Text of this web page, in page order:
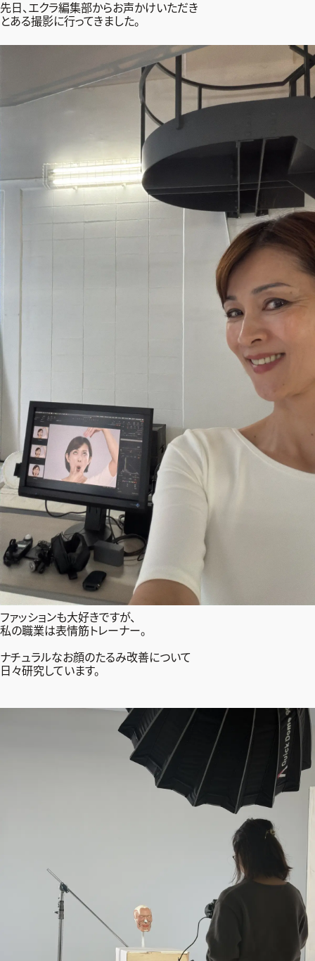
先日、エクラ編集部からお声かけいただき
とある撮影に行ってきました。
ファッションも大好きですが、
私の職業は表情筋トレーナー。
ナチュラルなお顔のたるみ改善について
日々研究しています。